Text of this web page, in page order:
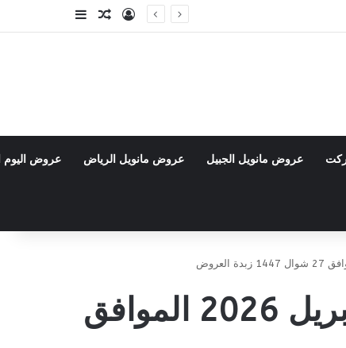
تسجيل الدخول
مقال عشوائي
إضافة عمود
عروض مانويل الجبيل عروض مانويل الرياض عروض اليوم
عروض التميمي الرياض والقصيم الاسبوعية 15 ابريل 2026 الموافق